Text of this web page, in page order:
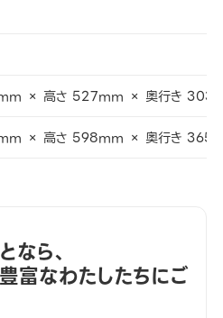
× 高さ 527mm × 奥行き
× 高さ 598mm × 奥行き
なら、
富なわたしたちにご